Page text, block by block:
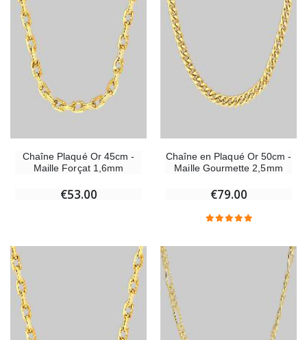
Chaîne Plaqué Or 45cm -
Maille Forçat 1,6mm
€53.00
Chaîne en Plaqué Or 50cm -
Maille Gourmette 2,5mm
€79.00